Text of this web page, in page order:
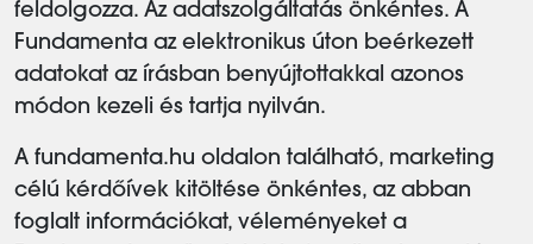
feldolgozza. Az adatszolgáltatás önkéntes. A
Fundamenta az elektronikus úton beérkezett
adatokat az írásban benyújtottakkal azonos
módon kezeli és tartja nyilván.
A fundamenta.hu oldalon található, marketing
célú kérdőívek kitöltése önkéntes, az abban
foglalt információkat, véleményeket a